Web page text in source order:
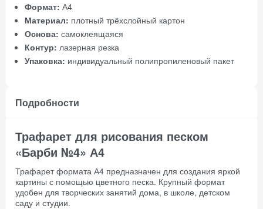
Формат: А4
Материал: плотный трёхслойный картон
Основа: самоклеящаяся
Контур: лазерная резка
Упаковка: индивидуальный полипропиленовый пакет
Подробности
Трафарет для рисования песком
«Барби №4» А4
Трафарет формата А4 предназначен для создания яркой
картины с помощью цветного песка. Крупный формат
удобен для творческих занятий дома, в школе, детском
саду и студии.